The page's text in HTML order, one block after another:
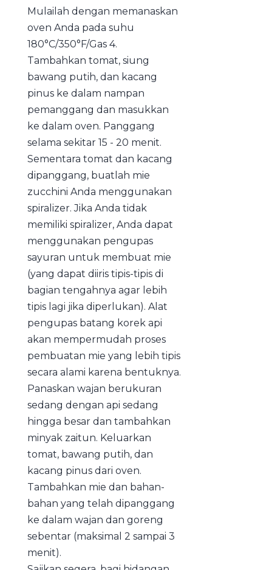
Mulailah dengan memanaskan
oven Anda pada suhu
180°C/350°F/Gas 4.
Tambahkan tomat, siung
bawang putih, dan kacang
pinus ke dalam nampan
pemanggang dan masukkan
ke dalam oven. Panggang
selama sekitar 15 - 20 menit.
Sementara tomat dan kacang
dipanggang, buatlah mie
zucchini Anda menggunakan
spiralizer. Jika Anda tidak
memiliki spiralizer, Anda dapat
menggunakan pengupas
sayuran untuk membuat mie
(yang dapat diiris tipis-tipis di
bagian tengahnya agar lebih
tipis lagi jika diperlukan). Alat
pengupas batang korek api
akan mempermudah proses
pembuatan mie yang lebih tipis
secara alami karena bentuknya.
Panaskan wajan berukuran
sedang dengan api sedang
hingga besar dan tambahkan
minyak zaitun. Keluarkan
tomat, bawang putih, dan
kacang pinus dari oven.
Tambahkan mie dan bahan-
bahan yang telah dipanggang
ke dalam wajan dan goreng
sebentar (maksimal 2 sampai 3
menit).